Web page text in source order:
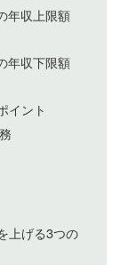
年収上限額
年収下限額
イント
上げる3つの